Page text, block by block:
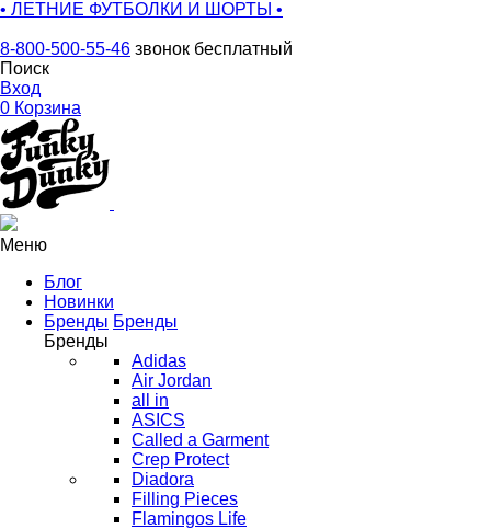
• ЛЕТНИЕ ФУТБОЛКИ И ШОРТЫ •
8-800-500-55-46 звонок бесплатный
Поиск
Вход
0 Корзина
Меню
Блог
Новинки
Бренды Бренды
Бренды
Adidas
Air Jordan
all in
ASICS
Called a Garment
Crep Protect
Diadora
Filling Pieces
Flamingos Life